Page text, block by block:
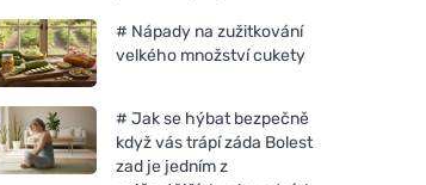
# Nápady na zužitkování
velkého množství cukety
# Jak se hýbat bezpečně
když vás trápí záda Bolest
zad je jedním z